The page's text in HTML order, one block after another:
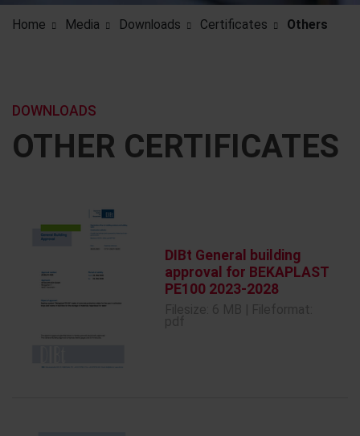
Home Media Downloads Certificates Others
OTHER CERTIFICATES
DOWNLOADS
DIBt General building
approval for BEKAPLAST
PE100 2023-2028